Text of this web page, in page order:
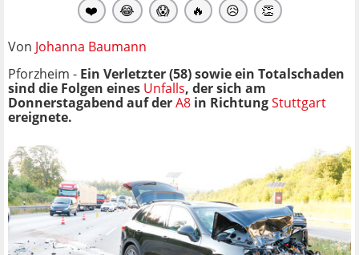
❤️ 😂 😱 🔥 😥 👏
Von Johanna Baumann
Pforzheim - Ein Verletzter (58) sowie ein Totalschaden
sind die Folgen eines Unfalls, der sich am
Donnerstagabend auf derA8 in RichtungStuttgart
ereignete.